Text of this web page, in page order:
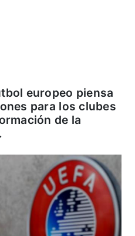
europeo piensa
para los clubes
de la